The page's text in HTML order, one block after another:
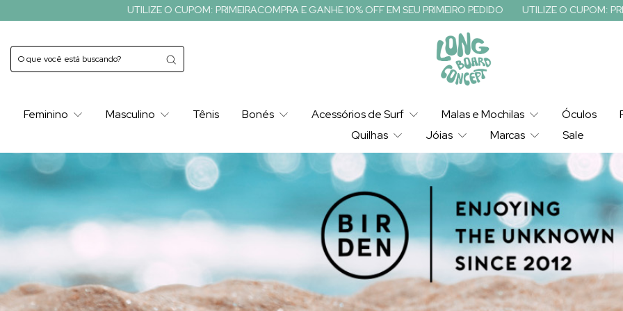
UTILIZE O CUPOM: PRIMEIRACOMPRA E GANHE 10% OFF EM SEU PRIMEIRO PEDIDO UTILIZE O CUPOM: PRIMEIRACOMPRA E
Feminino Masculino Tênis Bonés Acessórios de Surf Malas e Mochilas Óculos
Quilhas
Jóias Marcas Sale